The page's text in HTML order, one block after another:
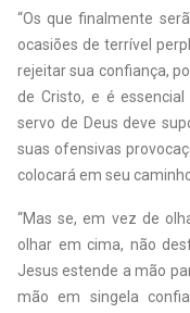
“Os que finalmente
ocasiões de terrível
rejeitar sua confiança,
de Cristo, e é
servo de Deus deve
suas ofensivas
colocará em seu caminho
“Mas se, em vez de
olhar em cima, não
Jesus estende a mão
mão em singela